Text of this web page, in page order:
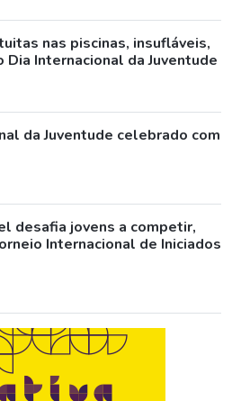
nas piscinas, insufláveis,
Internacional da Juventude
da Juventude celebrado com
desafia jovens a competir,
Internacional de Iniciados